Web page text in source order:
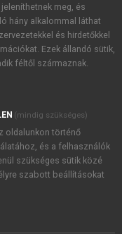
akcióiról.
újdonságairól,
tudomásul
a szotar.netés a
foglaltakat
meg, és
hány alkalommal láthat
és hirdetőkkel
Ezek állandó sütik,
féltől származnak.
(mindig szükséges)
oldalunkon történő
és a felhasználók
szükséges sütik közé
szabott beállításokat